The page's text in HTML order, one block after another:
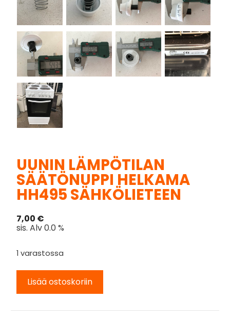
UUNIN LÄMPÖTILAN
SÄÄTÖNUPPI HELKAMA
HH495 SÄHKÖLIETEEN
7,00 €
sis. Alv 0.0 %
1 varastossa
Lisää ostoskoriin